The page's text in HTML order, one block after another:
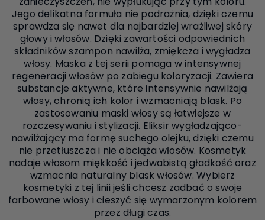
Jego delikatna formuła nie podrażnia, dzięki czemu
sprawdza się nawet dla najbardziej wrażliwej skóry
głowy i włosów. Dzięki zawartości odpowiednich
składników szampon nawilża, zmiękcza i wygładza
włosy. Maska z tej serii pomaga w intensywnej
regeneracji włosów po zabiegu koloryzacji. Zawiera
substancje aktywne, które intensywnie nawilżają
włosy, chronią ich kolor i wzmacniają blask. Po
zastosowaniu maski włosy są łatwiejsze w
rozczesywaniu i stylizacji. Eliksir wygładzająco-
nawilżający ma formę suchego olejku, dzięki czemu
nie przetłuszcza i nie obciąża włosów. Kosmetyk
nadaje włosom miękkość i jedwabistą gładkość oraz
wzmacnia naturalny blask włosów. Wybierz
kosmetyki z tej linii jeśli chcesz zadbać o swoje
farbowane włosy i cieszyć się wymarzonym kolorem
przez długi czas.